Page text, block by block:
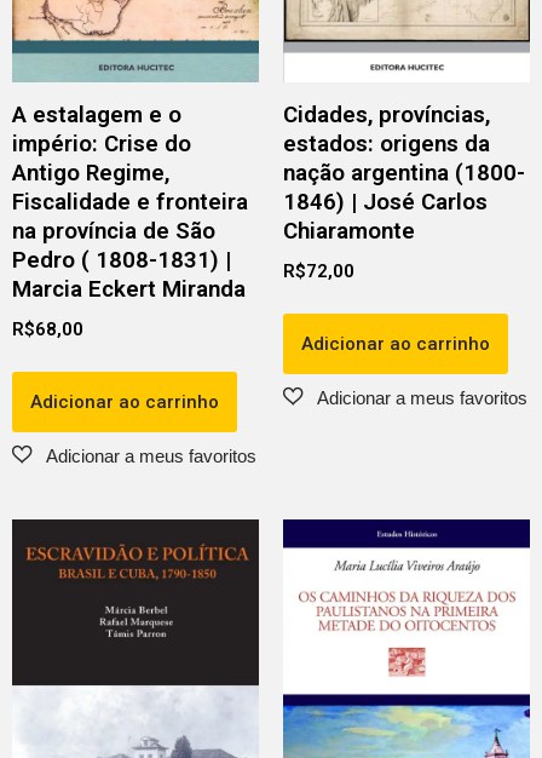
A estalagem e o
império: Crise do
Antigo Regime,
Fiscalidade e fronteira
na província de São
Pedro ( 1808-1831) |
Marcia Eckert Miranda
R$68,00
Adicionar ao carrinho
Cidades, províncias,
estados: origens da
nação argentina (1800-
1846) | José Carlos
Chiaramonte
R$72,00
Adicionar ao carrinho